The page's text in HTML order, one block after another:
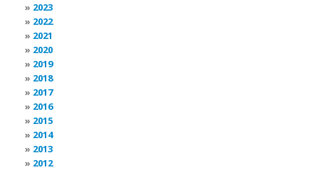
2023
2022
2021
2020
2019
2018
2017
2016
2015
2014
2013
2012